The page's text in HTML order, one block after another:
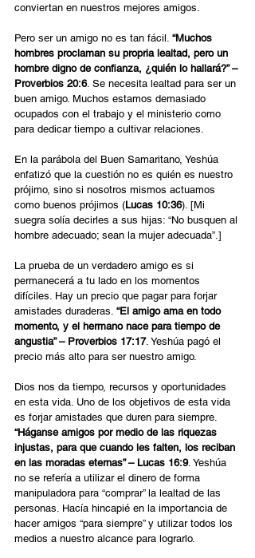
conviertan en nuestros mejores amigos.
Pero ser un amigo no es tan fácil. “Muchos
hombres proclaman su propria lealtad, pero un
hombre digno de confianza, ¿quién lo hallará?” –
Proverbios 20:6. Se necesita lealtad para ser un
buen amigo. Muchos estamos demasiado
ocupados con el trabajo y el ministerio como
para dedicar tiempo a cultivar relaciones.
En la parábola del Buen Samaritano, Yeshúa
enfatizó que la cuestión no es quién es nuestro
prójimo, sino si nosotros mismos actuamos
como buenos prójimos (Lucas 10:36). [Mi
suegra solía decirles a sus hijas: “No busquen al
hombre adecuado; sean la mujer adecuada”.]
La prueba de un verdadero amigo es si
permanecerá a tu lado en los momentos
difíciles. Hay un precio que pagar para forjar
amistades duraderas. “El amigo ama en todo
momento, y el hermano nace para tiempo de
angustia” – Proverbios 17:17. Yeshúa pagó el
precio más alto para ser nuestro amigo.
Dios nos da tiempo, recursos y oportunidades
en esta vida. Uno de los objetivos de esta vida
es forjar amistades que duren para siempre.
“Háganse amigos por medio de las riquezas
injustas, para que cuando les falten, los reciban
en las moradas eternas” – Lucas 16:9. Yeshúa
no se refería a utilizar el dinero de forma
manipuladora para “comprar” la lealtad de las
personas. Hacía hincapié en la importancia de
hacer amigos “para siempre” y utilizar todos los
medios a nuestro alcance para lograrlo.